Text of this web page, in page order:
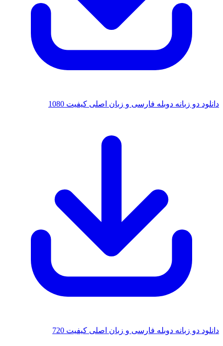
دانلود دو زبانه دوبله فارسی و زبان اصلی کیفیت 1080
دانلود دو زبانه دوبله فارسی و زبان اصلی کیفیت 720